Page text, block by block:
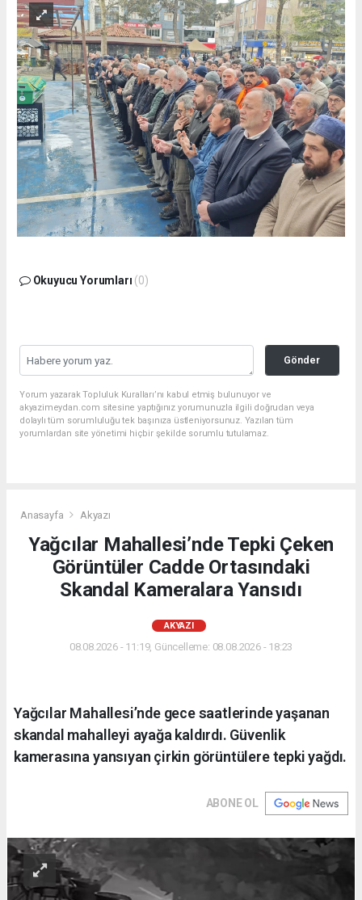
Okuyucu Yorumları (0)
Gönder
Yorum yazarak Topluluk Kuralları’nı kabul etmiş bulunuyor ve
akyazimeydan.com sitesine yaptığınız yorumunuzla ilgili doğrudan veya
dolaylı tüm sorumluluğu tek başınıza üstleniyorsunuz. Yazılan tüm
yorumlardan site yönetimi hiçbir şekilde sorumlu tutulamaz.
Anasayfa Akyazı
Yağcılar Mahallesi’nde Tepki Çeken
Görüntüler Cadde Ortasındaki
Skandal Kameralara Yansıdı
AKYAZI
08.08.2026 - 11:19, Güncelleme: 08.08.2026 - 18:23
Yağcılar Mahallesi’nde gece saatlerinde yaşanan
skandal mahalleyi ayağa kaldırdı. Güvenlik
kamerasına yansıyan çirkin görüntülere tepki yağdı.
ABONE OL